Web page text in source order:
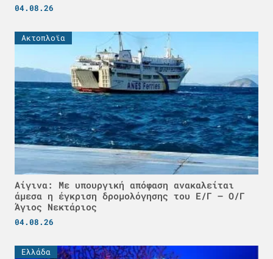
04.08.26
Ακτοπλοϊα
Αίγινα: Με υπουργική απόφαση ανακαλείται
άμεσα η έγκριση δρομολόγησης του Ε/Γ – Ο/Γ
Άγιος Νεκτάριος
04.08.26
Ελλάδα